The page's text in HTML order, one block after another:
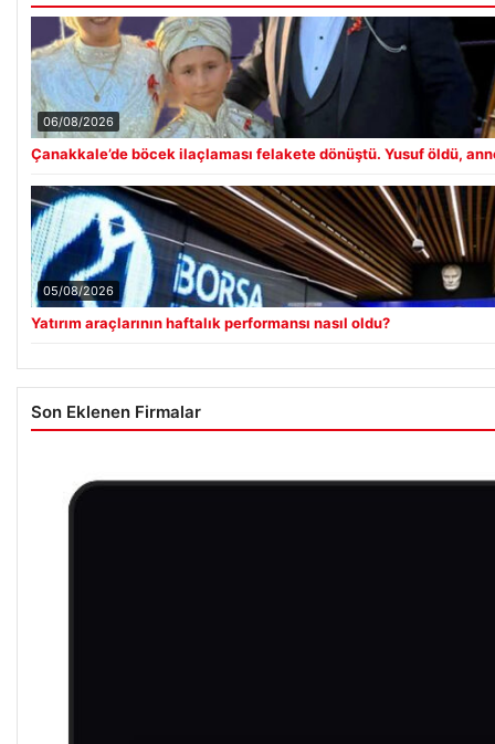
06/08/2026
Çanakkale’de böcek ilaçlaması felakete dönüştü. Yusuf öldü,
05/08/2026
Yatırım araçlarının haftalık performansı nasıl oldu?
Son Eklenen Firmalar